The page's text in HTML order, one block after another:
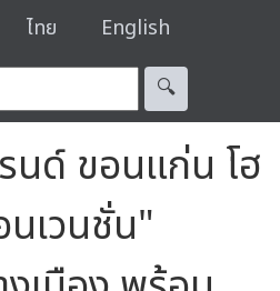
ไทย English
🔍︎
นด์ ขอนแก่น โฮ
เวนชั่น"